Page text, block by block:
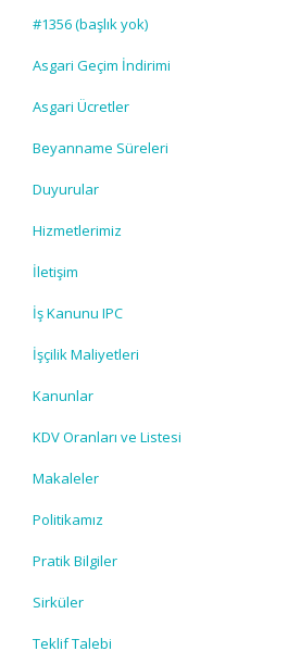
#1356 (başlık yok)
Asgari Geçim İndirimi
Asgari Ücretler
Beyanname Süreleri
Duyurular
Hizmetlerimiz
İletişim
İş Kanunu IPC
İşçilik Maliyetleri
Kanunlar
KDV Oranları ve Listesi
Makaleler
Politikamız
Pratik Bilgiler
Sirküler
Teklif Talebi